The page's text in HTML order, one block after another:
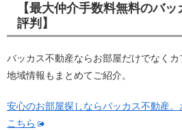
【最大仲介手数料無料のバ
評判】
バッカス不動産ならお部屋だけでなく
地域情報もまとめてご紹介。
安心のお部屋探しならバッカス不動産
こちら